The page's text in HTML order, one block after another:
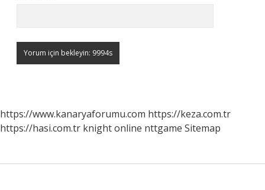
https://www.kanaryaforumu.com https://keza.com.tr
https://hasi.com.tr knight online nttgame Sitemap